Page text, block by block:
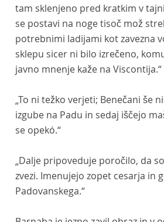
tam sklenjeno pred kratkim v
se postavi na noge tisoč mož
potrebnimi ladijami kot zavezna
sklepu sicer ni bilo izrečeno,
javno mnenje kaže na Viscontija.“
„To ni težko verjeti; Benečani še
izgube na Padu in sedaj iščejo
se opekó.“
„Dalje pripoveduje poročilo, da
zvezi. Imenujejo zopet cesarja in
Padovanskega.“